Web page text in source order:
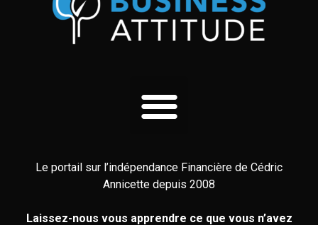
Le portail sur l’indépendance Financière de Cédric
Annicette depuis 2008
Laissez-nous vous apprendre ce que vous n’avez